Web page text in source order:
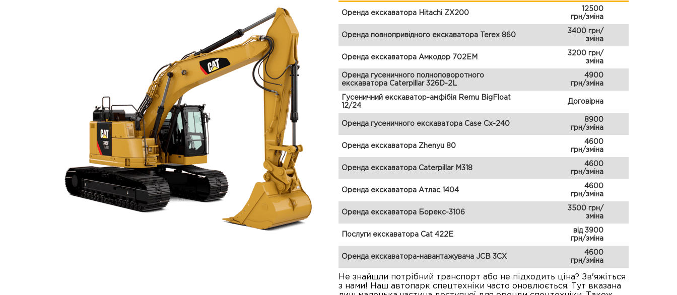
Оренда екскаватора Hitachi ZX200
12500
грн/зміна
Оренда повнопривідного екскаватора Terex 860
3400 грн/
зміна
Оренда екскаватора Амкодор 702ЕМ
3200 грн/
зміна
Оренда гусеничного полноповоротного
екскаватора Caterpillar 326D-2L
4900
грн/зміна
Гусеничний екскаватор-амфібія Remu BigFloat
12/24
Договірна
Оренда гусеничного екскаватора Case Cx-240
8900
грн/зміна
Оренда екскаватора Zhenyu 80
4600
грн/зміна
Оренда екскаватора Caterpillar M318
4600
грн/зміна
Оренда екскаватора Атлас 1404
4600
грн/зміна
Оренда екскаватора Борекс-3106
3500 грн/
зміна
Послуги екскаватора Cat 422E
від 3900
грн/зміна
Оренда екскаватора-навантажувача JCB 3CX
4600
грн/зміна
Не знайшли потрібний транспорт або не підходить ціна? Зв'яжіться
з нами! Наш автопарк спецтехніки часто оновлюється. Тут вказана